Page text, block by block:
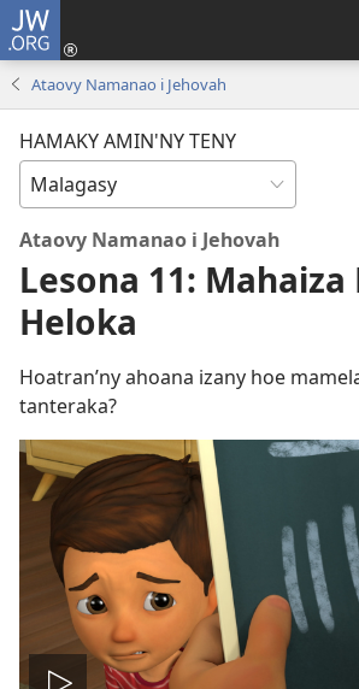
JW.ORG
Ataovy Namanao i Jehovah
HAMAKY AMIN'NY TENY
Ataovy Namanao i Jehovah
Lesona 11:
Heloka
Hoatran’ny ahoana izany hoe
tanteraka?